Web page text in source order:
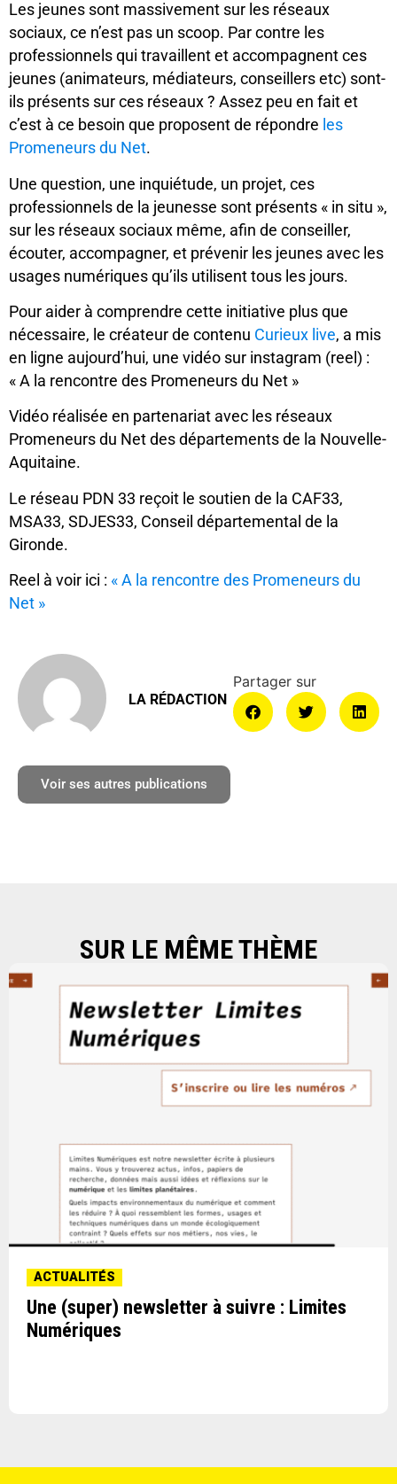
Les jeunes sont massivement sur les réseaux
sociaux, ce n’est pas un scoop. Par contre les
professionnels qui travaillent et accompagnent ces
jeunes (animateurs, médiateurs, conseillers etc) sont-
ils présents sur ces réseaux ? Assez peu en fait et
c’est à ce besoin que proposent de répondre les
Promeneurs du Net.
Une question, une inquiétude, un projet, ces
professionnels de la jeunesse sont présents « in situ »,
sur les réseaux sociaux même, afin de conseiller,
écouter, accompagner, et prévenir les jeunes avec les
usages numériques qu’ils utilisent tous les jours.
Pour aider à comprendre cette initiative plus que
nécessaire, le créateur de contenu Curieux live, a mis
en ligne aujourd’hui, une vidéo sur instagram (reel) :
« A la rencontre des Promeneurs du Net »
Vidéo réalisée en partenariat avec les réseaux
Promeneurs du Net des départements de la Nouvelle-
Aquitaine.
Le réseau PDN 33 reçoit le soutien de la CAF33,
MSA33, SDJES33, Conseil départemental de la
Gironde.
Reel à voir ici : « A la rencontre des Promeneurs du
Net »
LA RÉDACTION
Voir ses autres publications
SUR LE MÊME THÈME
ACTUALITÉS
Une (super) newsletter à suivre : Limites
Numériques